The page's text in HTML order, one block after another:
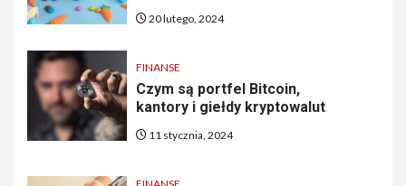
20 lutego, 2024
FINANSE
Czym są portfel Bitcoin,
kantory i giełdy kryptowalut
11 stycznia, 2024